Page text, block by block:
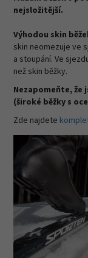
nejsložitější.
Výhodou skin
skin neomezuje ve
a stoupání. Ve
než skin běžky.
Nezapomeňte, že
(široké běžky s
Zde najdete